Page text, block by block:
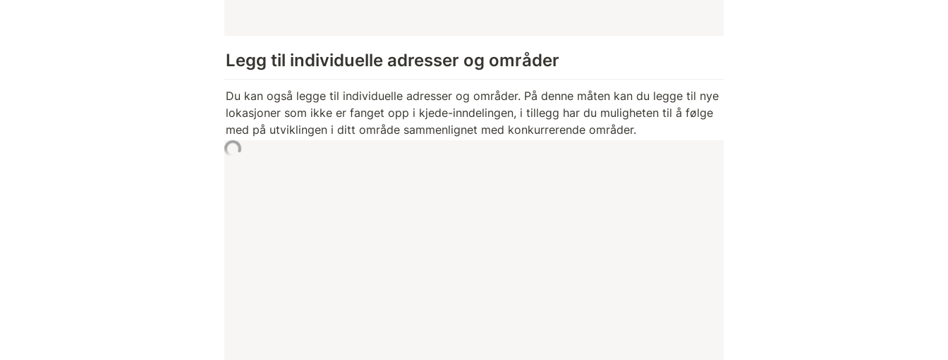
Legg til individuelle adresser og områder
Du kan også legge til individuelle adresser og områder. På denne måten kan du legge til nye
lokasjoner som ikke er fanget opp i kjede-inndelingen, i tillegg har du muligheten til å følge
med på utviklingen i ditt område sammenlignet med konkurrerende områder.